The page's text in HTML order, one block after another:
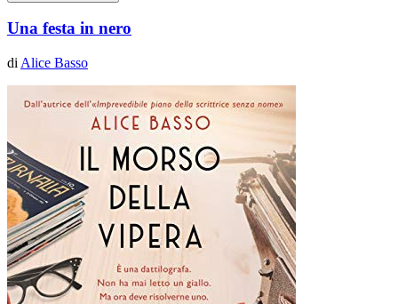
Una festa in nero
di Alice Basso